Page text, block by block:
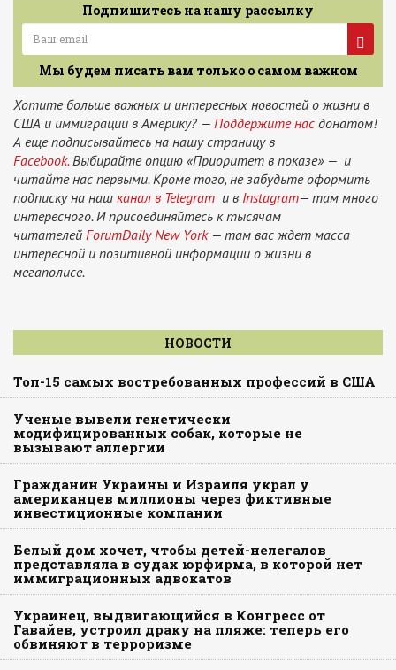
Подпишитесь на нашу рассылку
Мы будем писать вам только о самом важном
Хотите больше важных и интересных новостей о жизни в
США и иммиграции в Америку? — Поддержите нас донатом!
А еще подписывайтесь на нашу страницу в
Facebook.Выбирайте опцию «Приоритет в показе» — и
читайте нас первыми. Кроме того, не забудьте оформить
подписку на наш канал в Telegram и в Instagram— там много
интересного. И присоединяйтесь к тысячам
читателей ForumDaily New York— там вас ждет масса
интересной и позитивной информации о жизни в
мегаполисе.
НОВОСТИ
Топ-15 самых востребованных профессий в США
Ученые вывели генетически
модифицированных собак, которые не
вызывают аллергии
Гражданин Украины и Израиля украл у
американцев миллионы через фиктивные
инвестиционные компании
Белый дом хочет, чтобы детей-нелегалов
представляла в судах юрфирма, в которой нет
иммиграционных адвокатов
Украинец, выдвигающийся в Конгресс от
Гавайев, устроил драку на пляже: теперь его
обвиняют в терроризме